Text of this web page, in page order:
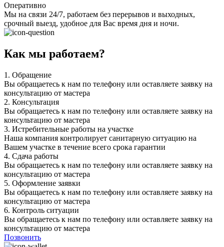
Оперативно
Мы на связи 24/7, работаем без перерывов и выходных,
срочный выезд, удобное для Вас время дня и ночи.
Как мы работаем?
1. Обращение
Вы обращаетесь к нам по телефону или оставляете заявку на
консультацию от мастера
2. Консультация
Вы обращаетесь к нам по телефону или оставляете заявку на
консультацию от мастера
3. Истребительные работы на участке
Наша компания контролирует санитарную ситуацию на
Вашем участке в течение всего срока гарантии
4. Сдача работы
Вы обращаетесь к нам по телефону или оставляете заявку на
консультацию от мастера
5. Оформление заявки
Вы обращаетесь к нам по телефону или оставляете заявку на
консультацию от мастера
6. Контроль ситуации
Вы обращаетесь к нам по телефону или оставляете заявку на
консультацию от мастера
Позвонить